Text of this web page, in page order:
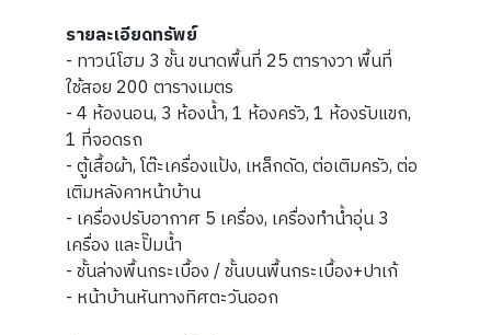
รายละเอียดทรัพย์
- ทาวน์โฮม 3 ชั้น ขนาดพื้นที่ 25 ตารางวา พื้นที่
ใช้สอย 200 ตารางเมตร
- 4 ห้องนอน, 3 ห้องน้ำ, 1 ห้องครัว, 1 ห้องรับแขก,
1 ที่จอดรถ
- ตู้เสื้อผ้า, โต๊ะเครื่องแป้ง, เหล็กดัด, ต่อเติมครัว, ต่อ
เติมหลังคาหน้าบ้าน
- เครื่องปรับอากาศ 5 เครื่อง, เครื่องทำน้ำอุ่น 3
เครื่อง และปั๊มน้ำ
- ชั้นล่างพื้นกระเบื้อง / ชั้นบนพื้นกระเบื้อง+ปาเก้
- หน้าบ้านหันทางทิศตะวันออก